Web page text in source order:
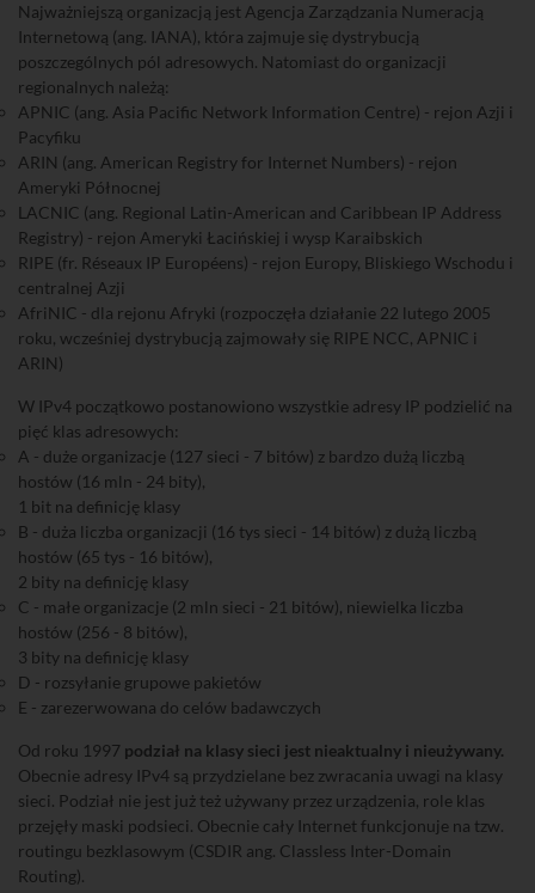
Najważniejszą organizacją jest Agencja Zarządzania Numeracją
Internetową (ang. IANA), która zajmuje się dystrybucją
poszczególnych pól adresowych. Natomiast do organizacji
regionalnych należą:
APNIC (ang. Asia Pacific Network Information Centre) - rejon Azji i
Pacyfiku
ARIN (ang. American Registry for Internet Numbers) - rejon
Ameryki Północnej
LACNIC (ang. Regional Latin-American and Caribbean IP Address
Registry) - rejon Ameryki Łacińskiej i wysp Karaibskich
RIPE (fr. Réseaux IP Européens) - rejon Europy, Bliskiego Wschodu i
centralnej Azji
AfriNIC - dla rejonu Afryki (rozpoczęła działanie 22 lutego 2005
roku, wcześniej dystrybucją zajmowały się RIPE NCC, APNIC i
ARIN)
W IPv4 początkowo postanowiono wszystkie adresy IP podzielić na
pięć klas adresowych:
A - duże organizacje (127 sieci - 7 bitów) z bardzo dużą liczbą
hostów (16 mln - 24 bity),
1 bit na definicję klasy
B - duża liczba organizacji (16 tys sieci - 14 bitów) z dużą liczbą
hostów (65 tys - 16 bitów),
2 bity na definicję klasy
C - małe organizacje (2 mln sieci - 21 bitów), niewielka liczba
hostów (256 - 8 bitów),
3 bity na definicję klasy
D - rozsyłanie grupowe pakietów
E - zarezerwowana do celów badawczych
Od roku 1997 podział na klasy sieci jest nieaktualny i nieużywany.
Obecnie adresy IPv4 są przydzielane bez zwracania uwagi na klasy
sieci. Podział nie jest już też używany przez urządzenia, role klas
przejęły maski podsieci. Obecnie cały Internet funkcjonuje na tzw.
routingu bezklasowym (CSDIR ang. Classless Inter-Domain
Routing).